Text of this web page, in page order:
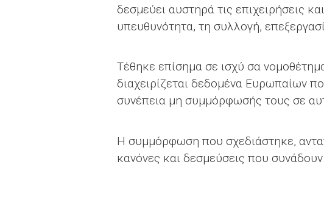
δεσμεύει αυστηρά τις επιχειρήσεις
υπευθυνότητα, τη συλλογή,
Τέθηκε επίσημα σε ισχύ σα
διαχειρίζεται δεδομένα Ευρωπαίων
συνέπεια μη συμμόρφωσής τους σε
Η συμμόρφωση που σχεδιάστηκε,
κανόνες και δεσμεύσεις που